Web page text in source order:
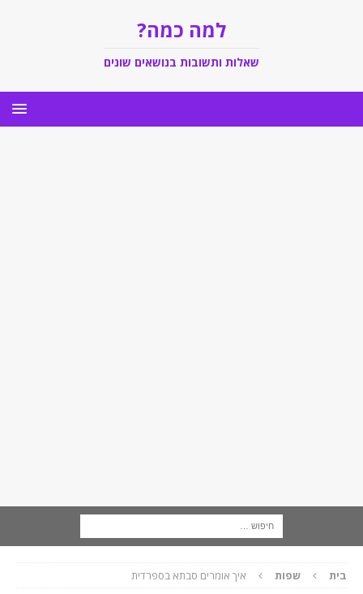
למה כמה?
שאלות ותשובות בנושאים שונים
בית שפות איך אומרים סבתא בספרדית